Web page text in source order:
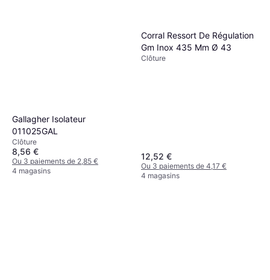
Gallagher Isolateur
011025GAL
Clôture
8,56 €
Ou 3 paiements de 2,85 €
4 magasins
Corral Ressort De Régulation
Gm Inox 435 Mm Ø 43
Clôture
12,52 €
Ou 3 paiements de 4,17 €
4 magasins